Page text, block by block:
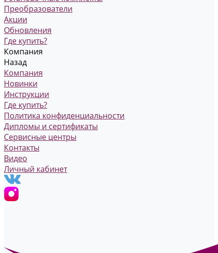
Преобразователи
Акции
Обновления
Где купить?
Компания
Назад
Компания
Новинки
Инструкции
Где купить?
Политика конфиденциальности
Дипломы и сертификаты
Сервисные центры
Контакты
Видео
Личный кабинет